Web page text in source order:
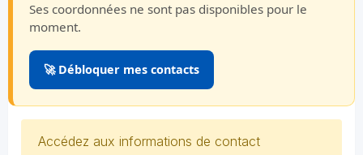
Ses coordonnées ne sont pas disponibles pour le
moment.
🚀 Débloquer mes contacts
Accédez aux informations de contact